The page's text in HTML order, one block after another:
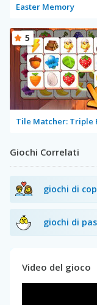
Easter Memory
Tile Matcher: Triple
5
Giochi Correlati
giochi di
giochi di
Video del gioco